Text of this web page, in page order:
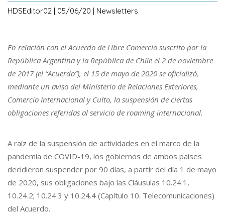
HDSEditor02 | 05/06/20 | Newsletters
En relación con el Acuerdo de Libre Comercio suscrito por la
República Argentina y la República de Chile el 2 de noviembre
de 2017 (el “Acuerdo”), el 15 de mayo de 2020 se oficializó,
mediante un aviso del Ministerio de Relaciones Exteriores,
Comercio Internacional y Culto, la suspensión de ciertas
obligaciones referidas al servicio de roaming internacional.
A raíz de la suspensión de actividades en el marco de la
pandemia de COVID-19, los gobiernos de ambos países
decidieron suspender por 90 días, a partir del día 1 de mayo
de 2020, sus obligaciones bajo las Cláusulas 10.24.1,
10.24.2; 10.24.3 y 10.24.4 (Capítulo 10. Telecomunicaciones)
del Acuerdo.